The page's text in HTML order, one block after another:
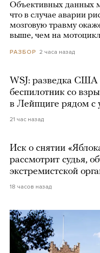
Объективных данных
что в случае аварии
мозговую травму
выше, чем на
РАЗБОР 2 часа назад
WSJ: разведка США
беспилотник со
в Лейпциге рядом с
21 час назад
Иск о снятии
рассмотрит судья,
экстремистской
18 часов назад